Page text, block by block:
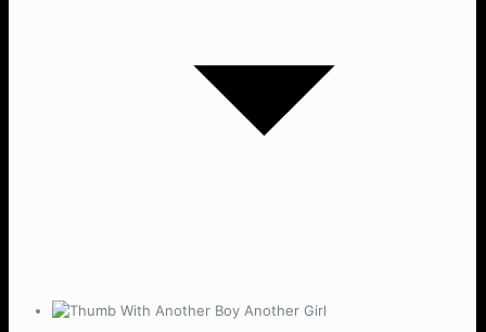
With Another Boy Another Girl